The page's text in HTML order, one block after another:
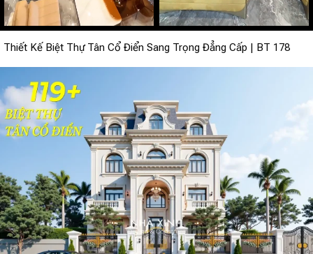
Thiết Kế Biệt Thự Tân Cổ Điển Sang Trọng Đẳng Cấp | BT 178